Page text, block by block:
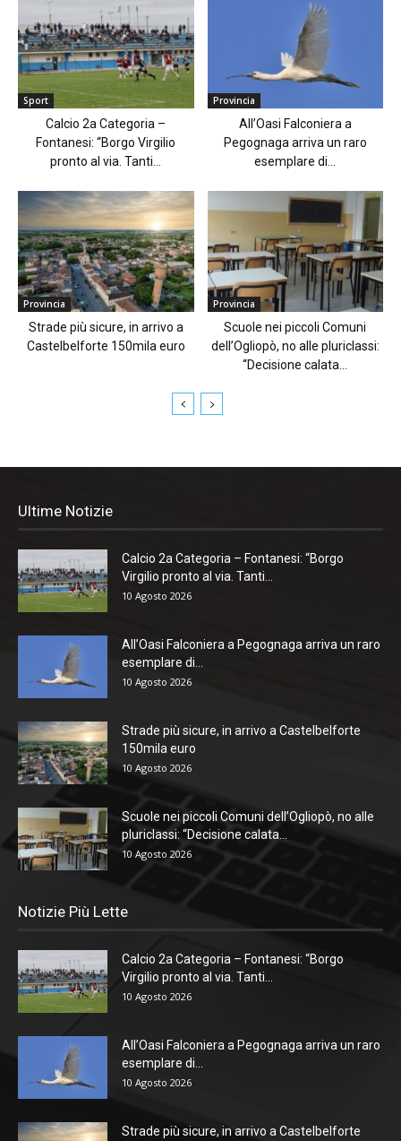
Sport
Calcio 2a Categoria –
Fontanesi: “Borgo Virgilio
pronto al via. Tanti...
Provincia
All’Oasi Falconiera a
Pegognaga arriva un raro
esemplare di...
Provincia
Strade più sicure, in arrivo a
Castelbelforte 150mila euro
Provincia
Scuole nei piccoli Comuni
dell’Ogliopò, no alle pluriclassi:
“Decisione calata...
Ultime Notizie
Calcio 2a Categoria – Fontanesi: “Borgo
Virgilio pronto al via. Tanti...
10 Agosto 2026
All’Oasi Falconiera a Pegognaga arriva un raro
esemplare di...
10 Agosto 2026
Strade più sicure, in arrivo a Castelbelforte
150mila euro
10 Agosto 2026
Scuole nei piccoli Comuni dell’Ogliopò, no alle
pluriclassi: “Decisione calata...
10 Agosto 2026
Notizie Più Lette
Calcio 2a Categoria – Fontanesi: “Borgo
Virgilio pronto al via. Tanti...
10 Agosto 2026
All’Oasi Falconiera a Pegognaga arriva un raro
esemplare di...
10 Agosto 2026
Strade più sicure, in arrivo a Castelbelforte